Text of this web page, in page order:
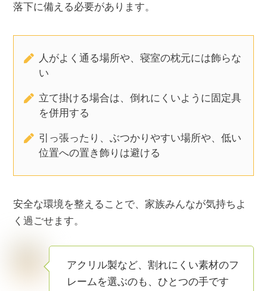
落下に備える必要があります。
人がよく通る場所や、寝室の枕元には飾らな
い
立て掛ける場合は、倒れにくいように固定具
を併用する
引っ張ったり、ぶつかりやすい場所や、低い
位置への置き飾りは避ける
安全な環境を整えることで、家族みんなが気持ちよ
く過ごせます。
アクリル製など、割れにくい素材のフ
レームを選ぶのも、ひとつの手です